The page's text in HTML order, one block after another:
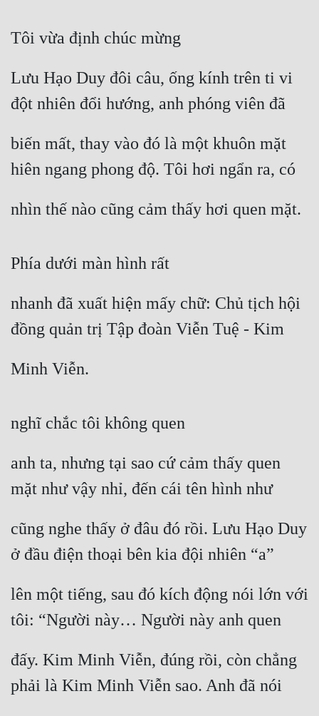
Tôi vừa định chúc mừng
Lưu Hạo Duy đôi câu, ống kính trên ti vi
đột nhiên đổi hướng, anh phóng viên đã
biến mất, thay vào đó là một khuôn mặt
hiên ngang phong độ. Tôi hơi ngẩn ra, có
nhìn thế nào cũng cảm thấy hơi quen mặt.
Phía dưới màn hình rất
nhanh đã xuất hiện mấy chữ: Chủ tịch hội
đồng quản trị Tập đoàn Viễn Tuệ - Kim
Minh Viễn.
nghĩ chắc tôi không quen
anh ta, nhưng tại sao cứ cảm thấy quen
mặt như vậy nhỉ, đến cái tên hình như
cũng nghe thấy ở đâu đó rồi. Lưu Hạo Duy
ở đầu điện thoại bên kia đội nhiên “a”
lên một tiếng, sau đó kích động nói lớn với
tôi: “Người này… Người này anh quen
đấy. Kim Minh Viễn, đúng rồi, còn chẳng
phải là Kim Minh Viễn sao. Anh đã nói